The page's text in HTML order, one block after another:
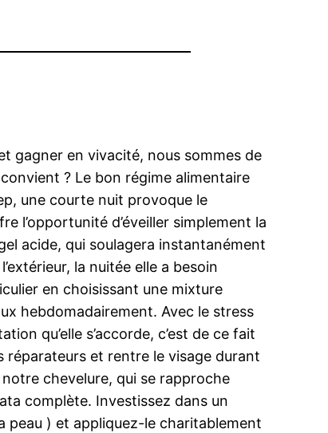
gagner en vivacité, nous sommes de
? Le bon régime alimentaire
une courte nuit provoque le
l’opportunité d’éveiller simplement la
acide, qui soulagera instantanément
la nuitée elle a besoin
en choisissant une mixture
hebdomadairement. Avec le stress
qu’elle s’accorde, c’est de ce fait
réparateurs et rentre le visage durant
chevelure, qui se rapproche
complète. Investissez dans un
peau ) et appliquez-le charitablement